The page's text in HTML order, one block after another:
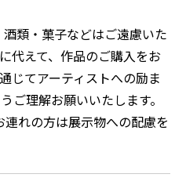
類・菓子などはご遠慮いた
代えて、作品のご購入をお
じてアーティストへの励ま
ご理解お願いいたします。
れの方は展示物への配慮を